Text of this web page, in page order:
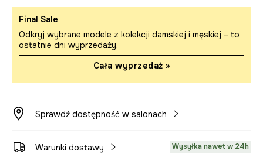
Final Sale
Odkryj wybrane modele z kolekcji damskiej i męskiej – to
ostatnie dni wyprzedaży.
Cała wyprzedaż »
Sprawdź dostępność w salonach
Warunki dostawy Wysyłka nawet w 24h